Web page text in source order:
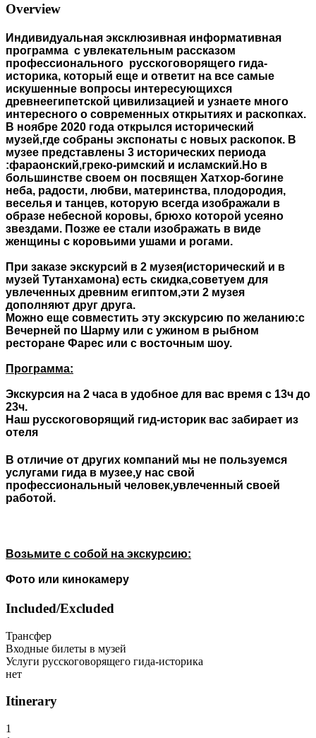
Overview
Индивидуальная эксклюзивная информативная
программа с увлекательным рассказом
профессионального русскоговорящего гида-
историка, который еще и ответит на все самые
искушенные вопросы интересующихся
древнеегипетской цивилизацией и узнаете много
интересного о современных открытиях и раскопках.
В ноябре 2020 года открылся исторический
музей,где собраны экспонаты с новых раскопок. В
музее представлены 3 исторических периода
:фараонский,греко-римский и исламский.Но в
большинстве своем он посвящен Хатхор-богине
неба, радости, любви, материнства, плодородия,
веселья и танцев, которую всегда изображали в
образе небесной коровы, брюхо которой усеяно
звездами. Позже ее стали изображать в виде
женщины с коровьими ушами и рогами.
При заказе экскурсий в 2 музея(исторический и в
музей Тутанхамона) есть скидка,советуем для
увлеченных древним египтом,эти 2 музея
дополняют друг друга.
Можно еще совместить эту экскурсию по желанию:с
Вечерней по Шарму или с ужином в рыбном
ресторане Фарес или с восточным шоу.
Программа:
Экскурсия на 2 часа в удобное для вас время с 13ч до
23ч.
Наш русскоговорящий гид-историк вас забирает из
отеля
В отличие от других компаний мы не пользуемся
услугами гида в музее,у нас свой
профессиональный человек,увлеченный своей
работой.
Возьмите с собой на экскурсию:
Фото или кинокамеру
Included/Excluded
Трансфер
Входные билеты в музей
Услуги русскоговорящего гида-историка
нет
Itinerary
1